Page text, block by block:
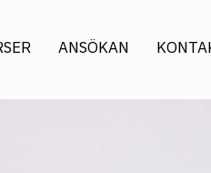
ANSÖKAN